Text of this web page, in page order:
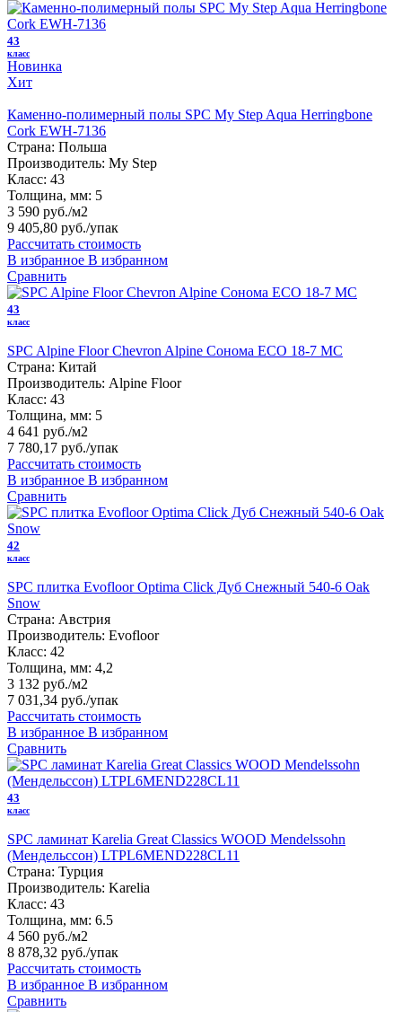
43
класс
Новинка
Хит
Каменно-полимерный полы SPC My Step Aqua Herringbone
Cork EWH-7136
Страна: Польша
Производитель: My Step
Класс: 43
Толщина, мм: 5
3 590 руб./м2
9 405,80 руб./упак
Рассчитать стоимость
В избранное В избранном
Сравнить
43
класс
SPC Alpine Floor Chevron Alpine Сонома ECO 18-7 MC
Страна: Китай
Производитель: Alpine Floor
Класс: 43
Толщина, мм: 5
4 641 руб./м2
7 780,17 руб./упак
Рассчитать стоимость
В избранное В избранном
Сравнить
42
класс
SPC плитка Evofloor Optima Click Дуб Снежный 540-6 Оak
Snow
Страна: Австрия
Производитель: Evofloor
Класс: 42
Толщина, мм: 4,2
3 132 руб./м2
7 031,34 руб./упак
Рассчитать стоимость
В избранное В избранном
Сравнить
43
класс
SPC ламинат Karelia Great Classics WOOD Mendelssohn
(Мендельссон) LTPL6MEND228CL11
Страна: Турция
Производитель: Karelia
Класс: 43
Толщина, мм: 6.5
4 560 руб./м2
8 878,32 руб./упак
Рассчитать стоимость
В избранное В избранном
Сравнить